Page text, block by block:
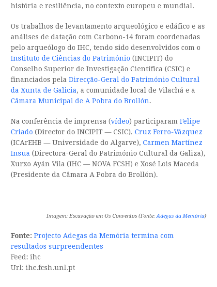
história e resiliência, no contexto europeu e mundial.
Os trabalhos de levantamento arqueológico e edáfico e as
análises de datação com Carbono-14 foram coordenadas
pelo arqueólogo do IHC, tendo sido desenvolvidos com o
Instituto de Ciências do Património (INCIPIT) do
Conselho Superior de Investigação Científica (CSIC) e
financiados pelaDirecção-Geral do Património Cultural
da Xunta de Galicia, a comunidade local de Vilachá e a
Câmara Municipal de A Pobra do Brollón.
Na conferência de imprensa (vídeo) participaramFelipe
Criado (Director do INCIPIT — CSIC),Cruz Ferro-Vázquez
(ICArEHB — Universidade do Algarve),Carmen Martínez
Insua (Directora-Geral do Património Cultural da Galiza),
Xurxo Ayán Vila (IHC — NOVA FCSH) e Xosé Lois Maceda
(Presidente da Câmara A Pobra do Brollón).
Imagem: Escavação em Os Conventos (Fonte:Adegas da Memória)
Fonte: Projecto Adegas da Memória termina com
resultados surpreendentes
Feed: ihc
Url: ihc.fcsh.unl.pt